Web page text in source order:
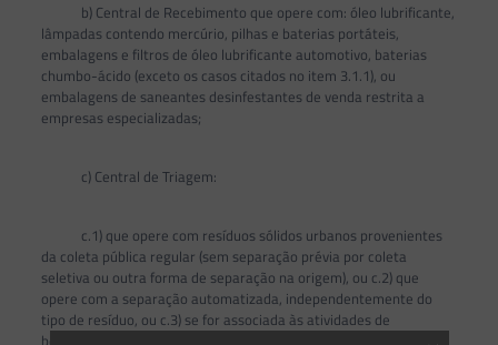
b) Central de Recebimento que opere com: óleo lubrificante,
lâmpadas contendo mercúrio, pilhas e baterias portáteis,
embalagens e filtros de óleo lubrificante automotivo, baterias
chumbo-ácido (exceto os casos citados no item 3.1.1), ou
embalagens de saneantes desinfestantes de venda restrita a
empresas especializadas;
c) Central de Triagem:
c.1) que opere com resíduos sólidos urbanos provenientes
da coleta pública regular (sem separação prévia por coleta
seletiva ou outra forma de separação na origem), ou c.2) que
opere com a separação automatizada, independentemente do
tipo de resíduo, ou c.3) se for associada às atividades de